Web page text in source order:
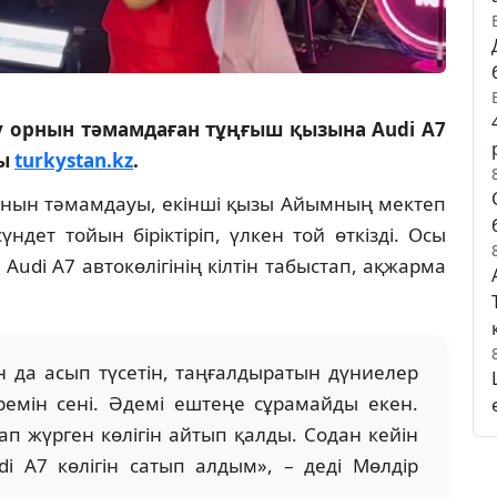
тәмамдаған тұңғыш қызына Audi A7
turkystan.kz.
тәмамдауы, екінші қызы Айымның мектеп
тойын біріктіріп, үлкен той өткізді. Осы
A7 автокөлігінің кілтін табыстап, ақжарма
да асып түсетін, таңғалдыратын дүниелер
сені. Әдемі ештеңе сұрамайды екен.
жүрген көлігін айтып қалды. Содан кейін
A7 көлігін сатып алдым», – деді Мөлдір